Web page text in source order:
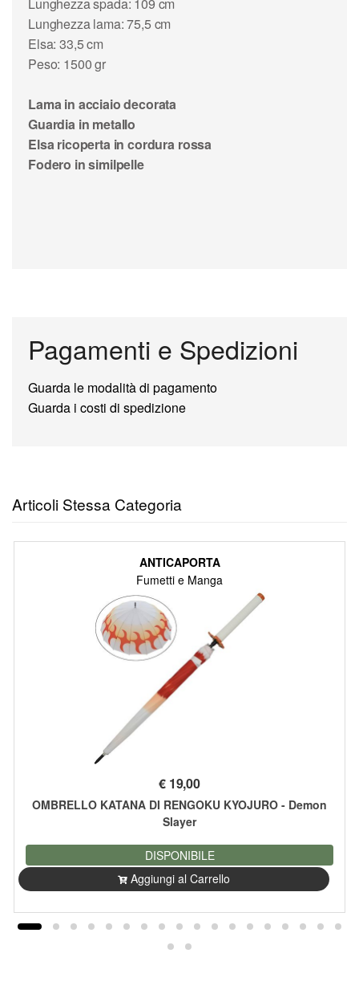
Lunghezza spada: 109 cm
Lunghezza lama: 75,5 cm
Elsa: 33,5 cm
Peso: 1500 gr
Lama in acciaio decorata
Guardia in metallo
Elsa ricoperta in cordura rossa
Fodero in similpelle
Pagamenti e Spedizioni
Guarda le modalità di pagamento
Guarda i costi di spedizione
Articoli Stessa Categoria
ANTICAPORTA
Fumetti e Manga
€ 19,00
OMBRELLO KATANA DI RENGOKU KYOJURO - Demon
Slayer
DISPONIBILE
Aggiungi al Carrello